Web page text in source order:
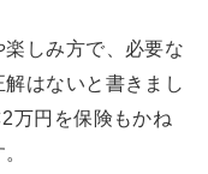
しみ方で、必要な
はないと書きまし
万円を保険もかね